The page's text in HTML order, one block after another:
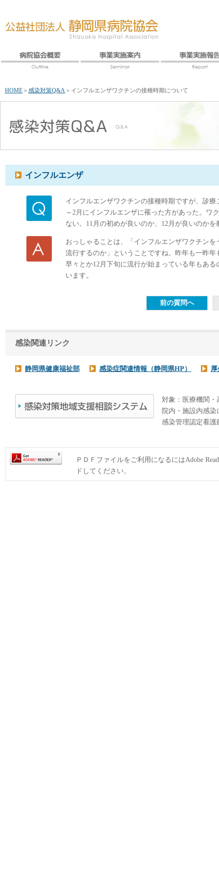
HOME ＞ 感染対策Q&A ＞ インフルエンザワクチンの接種時期について
インフルエンザ
インフルエンザワクチンの接種時期ですが、診
～2月にインフルエンザに罹った方があった。ワ
ない。11月の初めが良いのか、12月が良いのかを
おっしゃることは、「インフルエンザワクチン
流行するのか」ということですね。昨年も一昨
早々とか12月下旬に流行が始まっている年もあ
います。
感染関連リンク
静岡県健康福祉部 感染症関連情報（静岡県HP）
対象：医療機関・
院内・施設内感
感染管理認定看
ＰＤＦファイルをご利用になるにはAdobe
ドしてください。